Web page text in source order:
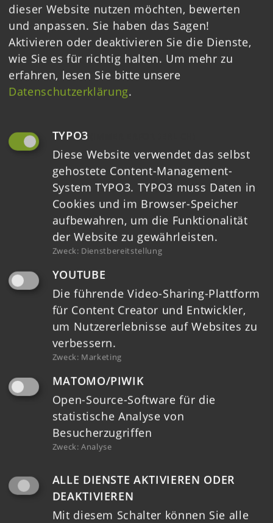
Impressum
Barrierefreiheit
HOME
TERMINE
MELDUNGEN
REGIONALE STRUKTUREN
LAG
LAG VORSTAND
KOORDINIERUNGSKREIS
REGIONALMANAGEMENT
LEADER
REGION
STRATEGIE (LES)
FÖRDERUNG
FÖRDERAUFRUFE
FÖRDERKRITERIEN
dieser Website nutzen möchten, bewerten
und anpassen. Sie haben das Sagen!
Aktivieren oder deaktivieren Sie die Dienste,
wie Sie es für richtig halten. Um mehr zu
erfahren, lesen Sie bitte unsere
Datenschutzerklärung.
TYPO3
Diese Website verwendet das selbst
gehostete Content-Management-
System TYPO3. TYPO3 muss Daten in
Cookies und im Browser-Speicher
aufbewahren, um die Funktionalität
der Website zu gewährleisten.
Zweck: Dienstbereitstellung
YOUTUBE
Die führende Video-Sharing-Plattform
für Content Creator und Entwickler,
um Nutzererlebnisse auf Websites zu
verbessern.
Zweck: Marketing
MATOMO/PIWIK
Open-Source-Software für die
statistische Analyse von
Besucherzugriffen
Zweck:Analyse
ALLE DIENSTE AKTIVIEREN ODER
DEAKTIVIEREN
Mit diesem Schalter können Sie alle